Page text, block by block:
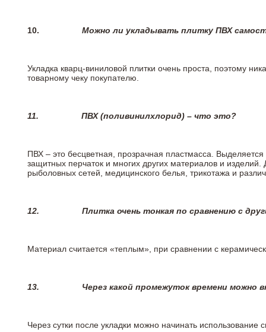
10. Можно ли укладывать плитку ПВХ
Укладка кварц-виниловой плитки очень проста, поэтому
товарному чеку покупателю.
11. ПВХ (поливинилхлорид) – что это?
ПВХ – это бесцветная, прозрачная пластмасса.
защитных перчаток и многих других материалов и
рыболовных сетей, медицинского белья, трикотажа и
12. Плитка очень тонкая по сравнению с
Материал считается «теплым», при сравнении с
13. Через какой промежуток времени можно
Через сутки после укладки можно начинать